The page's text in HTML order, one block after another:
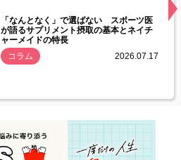
「なんとなく」で選ばない スポーツ医
が語るサプリメント摂取の基本とネイチ
ャーメイドの特長
コラム
2026.07.17